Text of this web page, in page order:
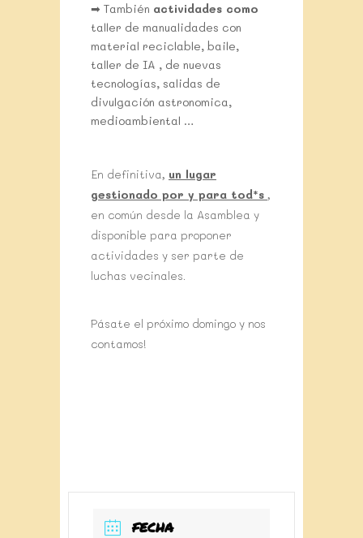
➡ También actividades como
taller de manualidades con
material reciclable, baile,
taller de IA , de nuevas
tecnologías, salidas de
divulgación astronomica,
medioambiental …
En definitiva, un lugar
gestionado por y para tod*s ,
en común desde la Asamblea y
disponible para proponer
actividades y ser parte de
luchas vecinales.
Pásate el próximo domingo y nos
contamos!
FECHA